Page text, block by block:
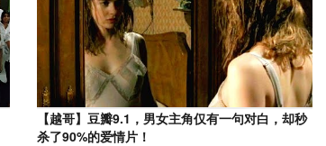
【越哥】豆瓣9.1，男女主角仅有一句对白，却秒
杀了90%的爱情片！